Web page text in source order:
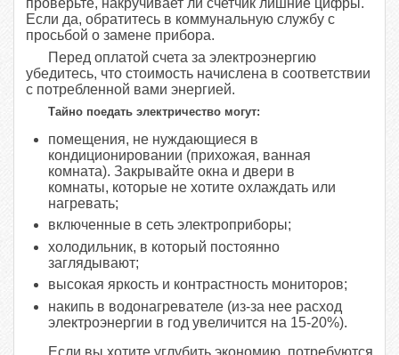
Если да, обратитесь в коммунальную службу с
просьбой о замене прибора.
Перед оплатой счета за электроэнергию
убедитесь, что стоимость начислена в соответствии
с потребленной вами энергией.
Тайно поедать электричество могут:
помещения, не нуждающиеся в
кондиционировании (прихожая, ванная
комната). Закрывайте окна и двери в
комнаты, которые не хотите охлаждать или
нагревать;
включенные в сеть электроприборы;
холодильник, в который постоянно
заглядывают;
высокая яркость и контрастность мониторов;
накипь в водонагревателе (из-за нее расход
электроэнергии в год увеличится на 15-20%).
Если вы хотите углубить экономию, потребуются